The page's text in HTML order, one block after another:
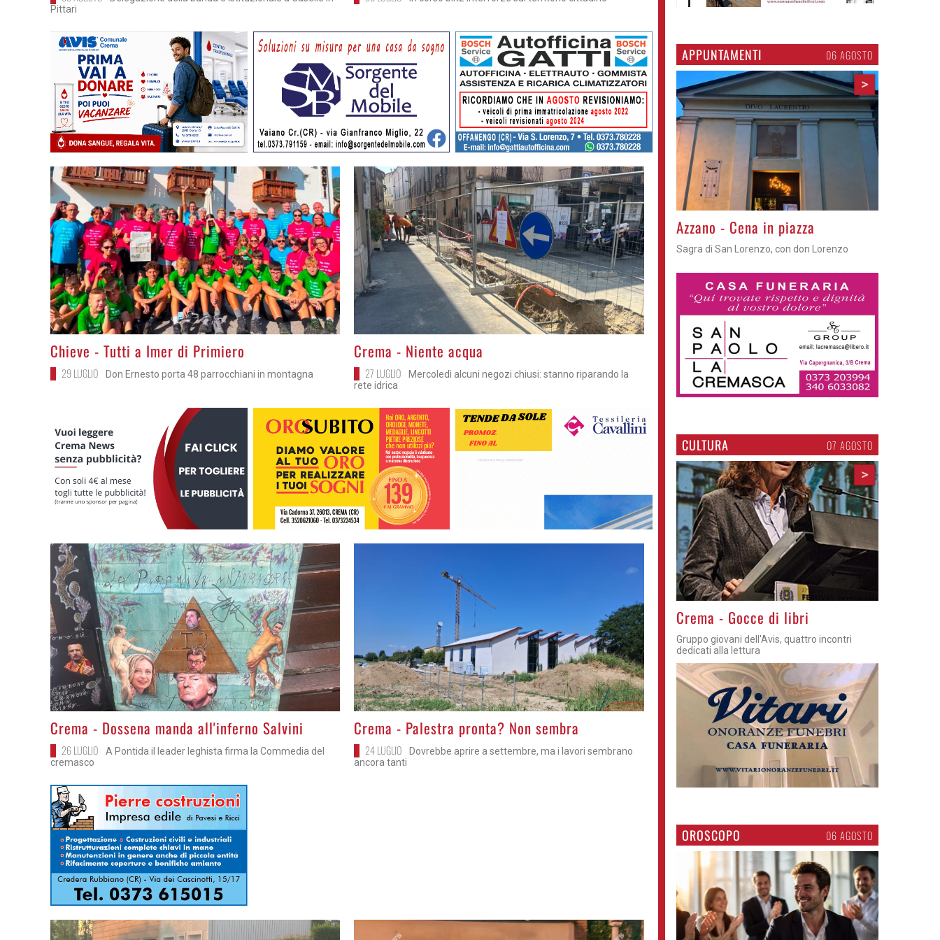
Pittari
>
Chieve - Tutti a Imer di Primiero
29 LUGLIO Don Ernesto porta 48 parrocchiani in montagna
>
Crema - Niente acqua
27 LUGLIO
Mercoledì alcuni negozi chiusi: stanno riparando la
rete idrica
>
Crema - Dossena manda all'inferno Salvini
26 LUGLIO
A Pontida il leader leghista firma la Commedia del
cremasco
>
Crema - Palestra pronta? Non sembra
24 LUGLIO
Dovrebbe aprire a settembre, ma i lavori sembrano
ancora tanti
APPUNTAMENTI 06 AGOSTO
>
Gli appuntamenti fino a sabato
Cosa fare questi giorni nel Cremasco
CULTURA 07 AGOSTO
>
Crema - Gocce di libri
Gruppo giovani dell'Avis, quattro incontri
dedicati alla lettura
OROSCOPO 06 AGOSTO